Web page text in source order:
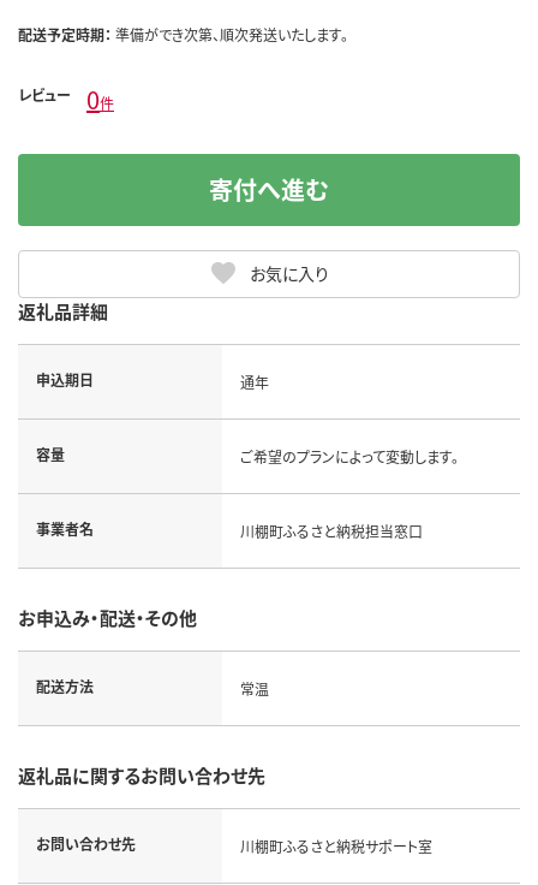
配送予定時期： 準備ができ次第、順次発送いたします。
レビュー 0件
お気に入り
寄付へ進む
返礼品詳細
申込期日 通年
容量 ご希望のプランによって変動します。
事業者名 川棚町ふるさと納税担当窓口
お申込み・配送・その他
配送方法 常温
返礼品に関するお問い合わせ先
お問い合わせ先 川棚町ふるさと納税サポート室